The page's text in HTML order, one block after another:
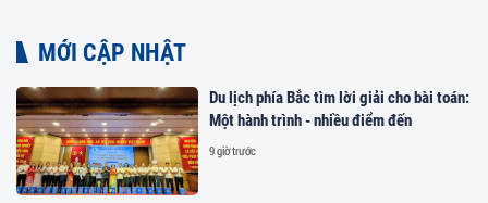
MỚI CẬP NHẬT
Du lịch phía Bắc tìm lời giải cho bài toán:
Một hành trình - nhiều điểm đến
9 giờ trước